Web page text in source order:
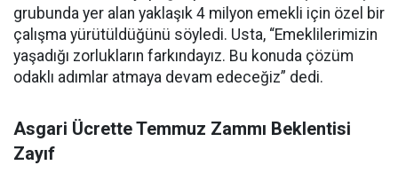
grubunda yer alan yaklaşık 4 milyon emekli için özel bir
çalışma yürütüldüğünü söyledi. Usta, “Emeklilerimizin
yaşadığı zorlukların farkındayız. Bu konuda çözüm
odaklı adımlar atmaya devam edeceğiz” dedi.
Asgari Ücrette Temmuz Zammı Beklentisi
Zayıf